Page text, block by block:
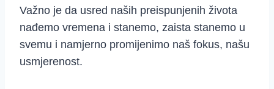
Važno je da usred naših preispunjenih života
nađemo vremena i stanemo, zaista stanemo u
svemu i namjerno promijenimo naš fokus, našu
usmjerenost.